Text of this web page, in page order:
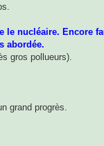
le nucléaire. Encore
abordée.
gros pollueurs).
grand progrès.